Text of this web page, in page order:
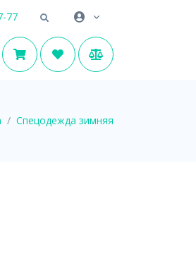
77
Спецодежда зимняя